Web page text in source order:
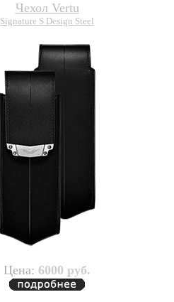
Чехол Vertu
Signature S Design Steel
Цена: 6000 руб.